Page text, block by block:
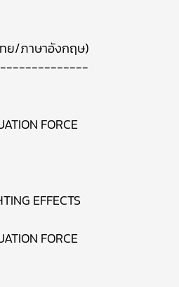
ย/ภาษาอังกฤษ)
FORCE
EFFECTS
FORCE